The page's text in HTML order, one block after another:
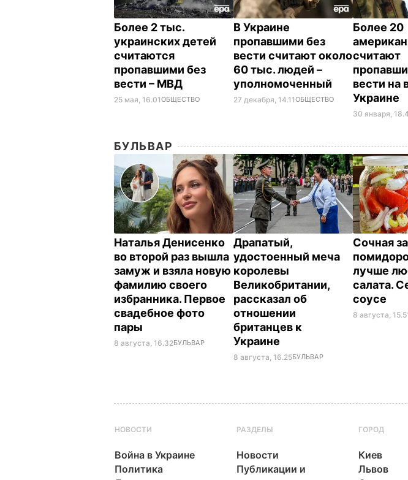
Более 2 тыс.
украинских детей
считаются
пропавшими без
вести – МВД
25 мая, 16.01ОБЩЕСТВО
В Украине
пропавшими без
вести считают около
60 тыс. людей –
уполномоченный
27 декабря, 14.11ОБЩЕСТВО
Более 20
считают
вести на
Украине
30 января,
БУЛЬВАР
Наталья Денисенко
во второй раз вышла
замуж и взяла новую
фамилию своего
избранника. Первое
свадебное фото
пары
8 августа, 16.32БУЛЬВАР
Драпатый,
удостоенный меча
королевы
Великобритании,
рассказал об
отношении
британцев к
Украине
8 августа, 16.25БУЛЬВАР
Сочная
лучше
салата.
соусе
8 августа,
НОВОСТИ
Война в Украине
Политика
РАЗДЕЛЫ
Новости
Публикации и
ГОРОД
Киев
Львов